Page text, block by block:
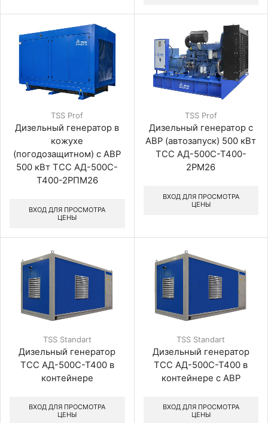
TSS Prof
Дизельный генератор в
кожухе
(погодозащитном) с АВР
500 кВт ТСС АД-500С-
Т400-2РПМ26
ВХОД ДЛЯ ПРОСМОТРА
ЦЕНЫ
TSS Prof
Дизельный генератор с
АВР (автозапуск) 500 кВт
ТСС АД-500С-Т400-
2РМ26
ВХОД ДЛЯ ПРОСМОТРА
ЦЕНЫ
TSS Standart
Дизельный генератор
ТСС АД-500С-Т400 в
контейнере
ВХОД ДЛЯ ПРОСМОТРА
ЦЕНЫ
TSS Standart
Дизельный генератор
ТСС АД-500С-Т400 в
контейнере с АВР
ВХОД ДЛЯ ПРОСМОТРА
ЦЕНЫ